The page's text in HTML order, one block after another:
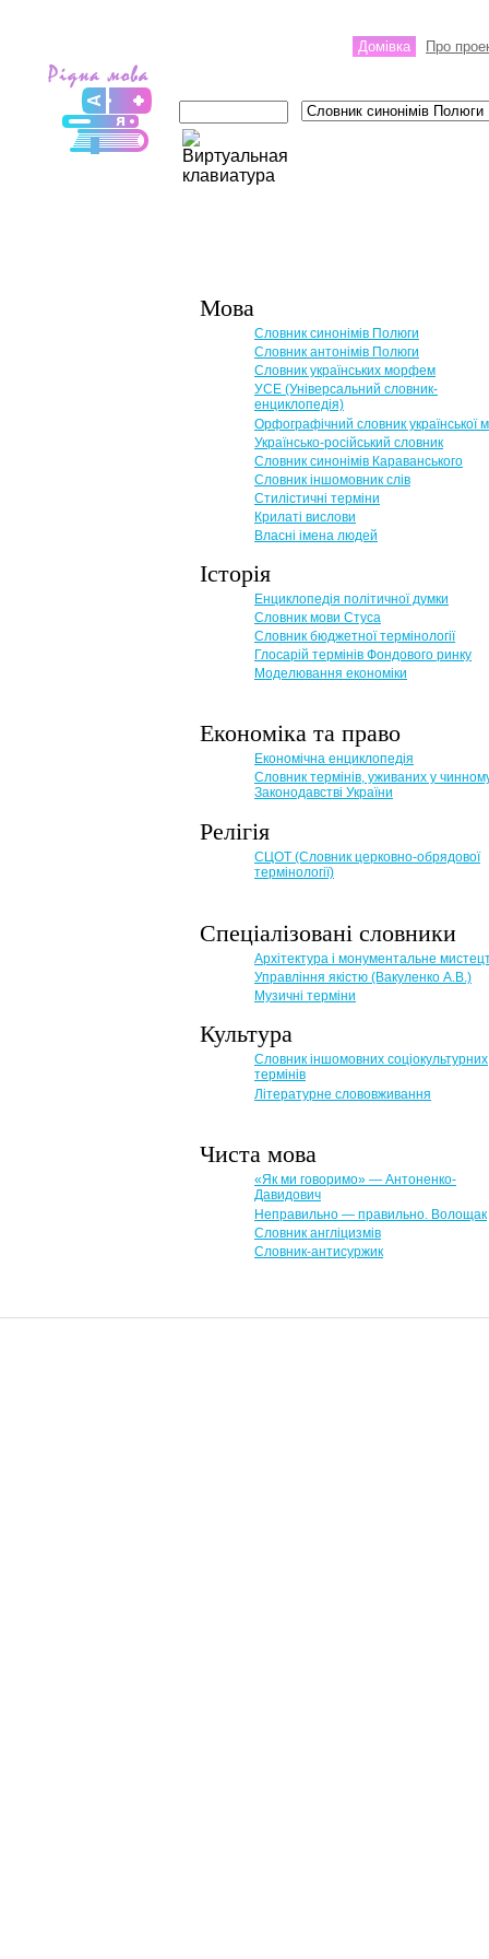
Домівка Про
Мова
Словник синонімів Полюги
Словник антонімів Полюги
Словник українських морфем
УСЕ (Універсальний словник-
енциклопедія)
Орфографічний словник української
Українсько-російський словник
Словник синонімів Караванського
Словник іншомовник слів
Стилістичні терміни
Крилаті вислови
Власні імена людей
Історія
Енциклопедія політичної думки
Словник мови Стуса
Словник бюджетної термінології
Глосарій термінів Фондового ринку
Моделювання економіки
Економіка та право
Eкономічна енциклопедія
Словник термінів, уживаних у
Законодавстві України
Релігія
СЦОТ (Словник церковно-обрядової
термінології)
Спеціалізовані словники
Архітектура і монументальне
Управління якістю (Вакуленко А.В.)
Музичні терміни
Культура
Словник іншомовних соціокультурних
термінів
Літературне слововживання
Чиста мова
«Як ми говоримо» — Антоненко-
Давидович
Неправильно — правильно. Волощак
Словник англіцизмів
Словник-антисуржик